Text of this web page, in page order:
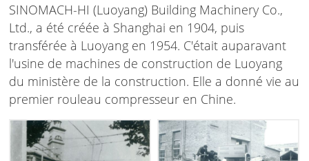
SINOMACH-HI (Luoyang) Building Machinery Co.,
Ltd., a été créée à Shanghai en 1904, puis
transférée à Luoyang en 1954. C'était auparavant
l'usine de machines de construction de Luoyang
du ministère de la construction. Elle a donné vie au
premier rouleau compresseur en Chine.